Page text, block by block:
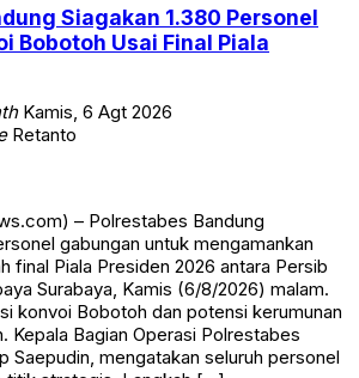
Siagakan 1.380 Personel
Bobotoh Usai Final Piala
Kamis, 6 Agt 2026
Retanto
– Polrestabes Bandung
gabungan untuk mengamankan
final Piala Presiden 2026 antara Persib
Surabaya, Kamis (6/8/2026) malam.
konvoi Bobotoh dan potensi kerumunan
Kepala Bagian Operasi Polrestabes
Saepudin, mengatakan seluruh personel